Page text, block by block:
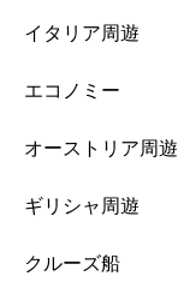
イタリア周遊
エコノミー
オーストリア周遊
ギリシャ周遊
クルーズ船